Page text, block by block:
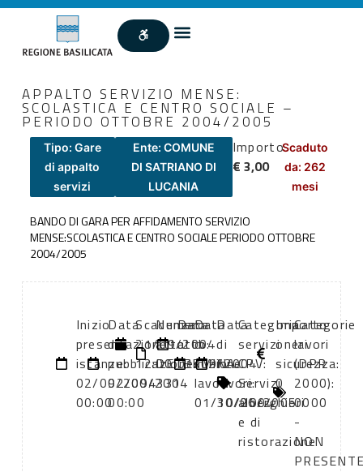
APPALTO SERVIZIO MENSE:
SCOLASTICA E CENTRO SOCIALE –
PERIODO OTTOBRE 2004/2005
Tipo: Gare
di appalto
servizi
Ente: COMUNE
DI SATRIANO DI
LUCANIA
Importo
€ 3,00
Scaduto
da: 262
mesi
BANDO DI GARA PER AFFIDAMENTO SERVIZIO
MENSE:SCOLASTICA E CENTRO SOCIALE PERIODO OTTOBRE
2004/2005
Inizio
presentazione
istanze:
02/09/2004
00:00
Data
di
pubblicazione:
02/09/2004
00:00
Scadenza:
21/09/2004
12:00
Numero
atto:
DETERMINA
331
Data
atto:
01/09/2004
Data
di
inizio
lavori:
01/10/2004
Data
di
fine
lavori:
30/06/2005
Categoria
servizi
CPV:
Servizi
alberghieri
e di
ristorazione
Importo
oneri
sicurezza:
0
Categorie
lavori
(DPR
2000):
0000
-
NON